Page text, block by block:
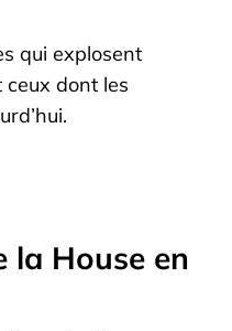
qui explosent
dont les
la House en